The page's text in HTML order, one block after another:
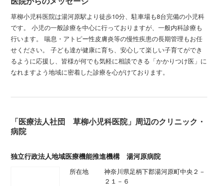
草柳小児科医院は湯河原駅より徒歩10分、駐車場も8台完備の小児科
です。 小児の一般診療を中心に行っておりますが、一般内科診療も
行います。 喘息・アトピー性皮膚炎等の慢性疾患の長期管理もお任
せください。 子ども達が健康に育ち、安心して楽しい子育てができ
るように応援し、皆様が何でも気軽に相談できる「かかりつけ医」に
なれますよう地域に密着した診療を心がけております。
「医療法人社団 草柳小児科医院」周辺のクリニック・
病院
独立行政法人地域医療機能推進機構 湯河原病院
所在地
神奈川県足柄下郡湯河原町中央２－
２１－６